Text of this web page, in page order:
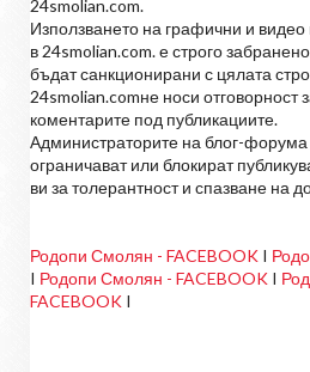
24smolian.com.
Използването на графични и
в 24smolian.com. е строго
бъдат санкционирани с цялата
24smolian.comне носи отговорност
коментарите под публикациите.
Администраторите на блог-форума
ограничават или блокират
ви за толерантност и спазване на
Родопи Смолян - FACEBOOK I
I Родопи Смолян - FACEBOOK I
FACEBOOK I